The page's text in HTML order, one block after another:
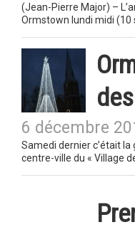
(Jean-Pierre Major) –
Ormstown lundi midi (10
6 décembre
Samedi dernier c’était
centre-ville du « Village